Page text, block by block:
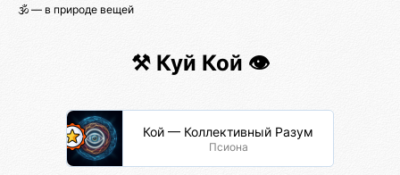
🕉️ — в природе вещей
⚒️ Куй Кой 👁️
Кой — Коллективный Разум
Псиона